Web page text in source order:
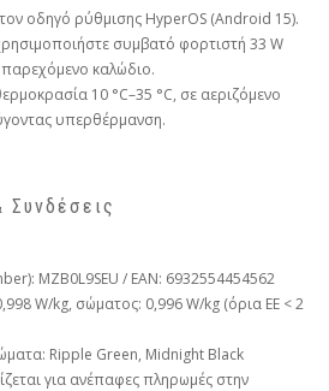
οδηγό ρύθμισης HyperOS (Android 15).
συμβατό φορτιστή 33 W
παρεχόμενο καλώδιο.
10 °C–35 °C, σε αεριζόμενο
υπερθέρμανση.
Συνδέσεις
MZB0L9SEU / EAN: 6932554454562
W/kg, σώματος: 0,996 W/kg (όρια ΕΕ < 2
Ripple Green, Midnight Black
για ανέπαφες πληρωμές στην